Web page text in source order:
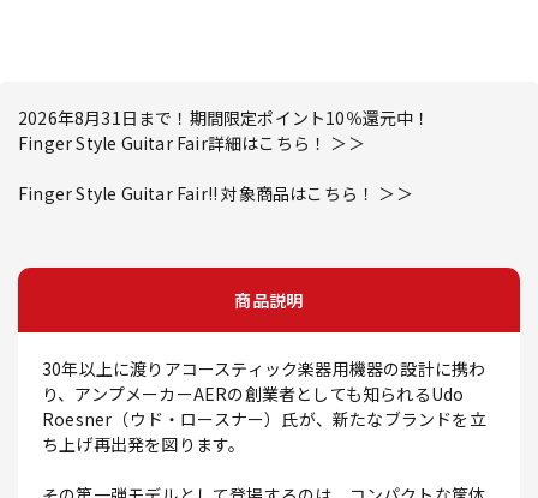
2026年8月31日まで！期間限定ポイント10％還元中！
Finger Style Guitar Fair詳細はこちら！ ＞＞
Finger Style Guitar Fair!! 対象商品はこちら！ ＞＞
商品説明
30年以上に渡りアコースティック楽器用機器の設計に携わ
り、アンプメーカーAERの創業者としても知られるUdo
Roesner（ウド・ロースナー）氏が、新たなブランドを立
ち上げ再出発を図ります。